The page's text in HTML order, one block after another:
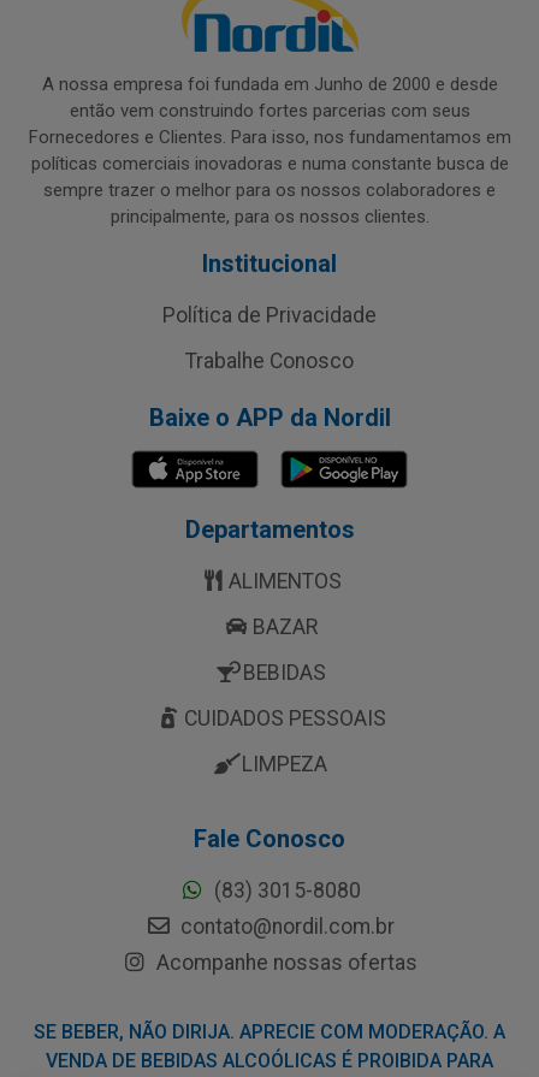
A nossa empresa foi fundada em Junho de 2000 e desde
então vem construindo fortes parcerias com seus
Fornecedores e Clientes. Para isso, nos fundamentamos em
políticas comerciais inovadoras e numa constante busca de
sempre trazer o melhor para os nossos colaboradores e
principalmente, para os nossos clientes.
Institucional
Política de Privacidade
Trabalhe Conosco
Baixe o APP da Nordil
Departamentos
ALIMENTOS
BAZAR
BEBIDAS
CUIDADOS PESSOAIS
LIMPEZA
Fale Conosco
(83) 3015-8080
contato@nordil.com.br
Acompanhe nossas ofertas
SE BEBER, NÃO DIRIJA. APRECIE COM MODERAÇÃO. A
VENDA DE BEBIDAS ALCOÓLICAS É PROIBIDA PARA